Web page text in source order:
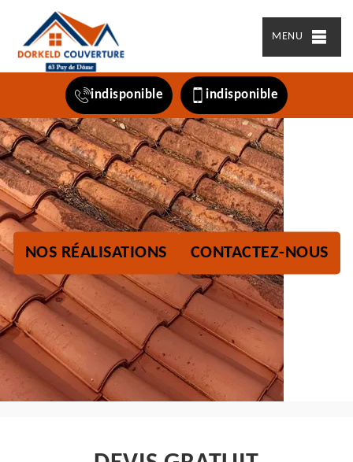
MENU
indisponible indisponible
NOS RÉALISATIONS CONTACTEZ-NOUS